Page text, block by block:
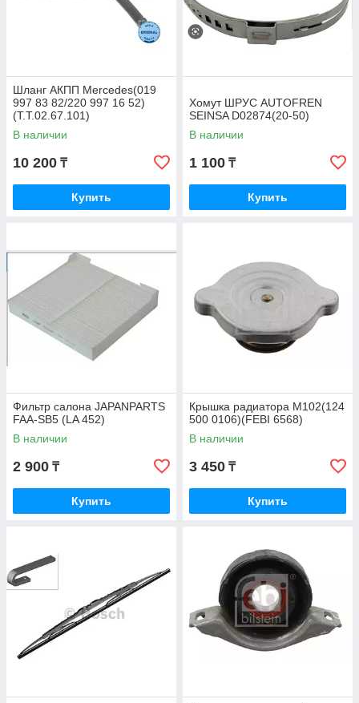
Шланг АКПП Mercedes(019
997 83 82/220 997 16 52)
(T.T.02.67.101)
В наличии
10 200 ₸
Купить
Хомут ШРУС AUTOFREN
SEINSA D02874(20-50)
В наличии
1 100 ₸
Купить
Фильтр салона JAPANPARTS
FAA-SB5 (LA 452)
В наличии
2 900 ₸
Купить
Крышка радиатора M102(124
500 0106)(FEBI 6568)
В наличии
3 450 ₸
Купить